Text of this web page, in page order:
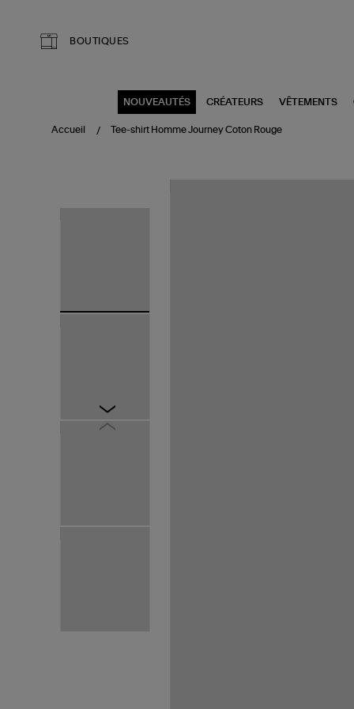
BOUTIQUES
NOUVEAUTÉS CRÉATEURS VÊTEMENTS
Accueil Tee-shirt Homme Journey Coton Rouge